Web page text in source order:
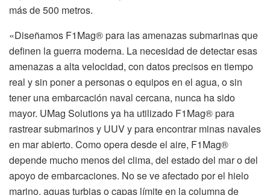
más de 500 metros.
«Diseñamos F1Mag® para las amenazas submarinas que
definen la guerra moderna. La necesidad de detectar esas
amenazas a alta velocidad, con datos precisos en tiempo
real y sin poner a personas o equipos en el agua, o sin
tener una embarcación naval cercana, nunca ha sido
mayor. UMag Solutions ya ha utilizado F1Mag® para
rastrear submarinos y UUV y para encontrar minas navales
en mar abierto. Como opera desde el aire, F1Mag®
depende mucho menos del clima, del estado del mar o del
apoyo de embarcaciones. No se ve afectado por el hielo
marino, aguas turbias o capas límite en la columna de